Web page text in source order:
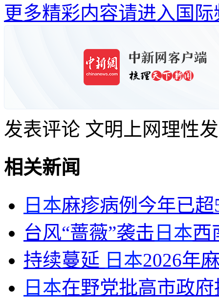
更多精彩内容请进入国际
发表评论 文明上网理性
相关新闻
日本麻疹病例今年已
台风“蔷薇”袭击 日本西
持续蔓延 日本2026年
日本在野党批高市政